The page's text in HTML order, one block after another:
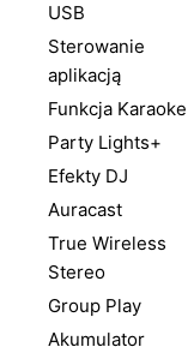
USB
Sterowanie
aplikacją
Funkcja Karaoke
Party Lights+
Efekty DJ
Auracast
True Wireless
Stereo
Group Play
Akumulator